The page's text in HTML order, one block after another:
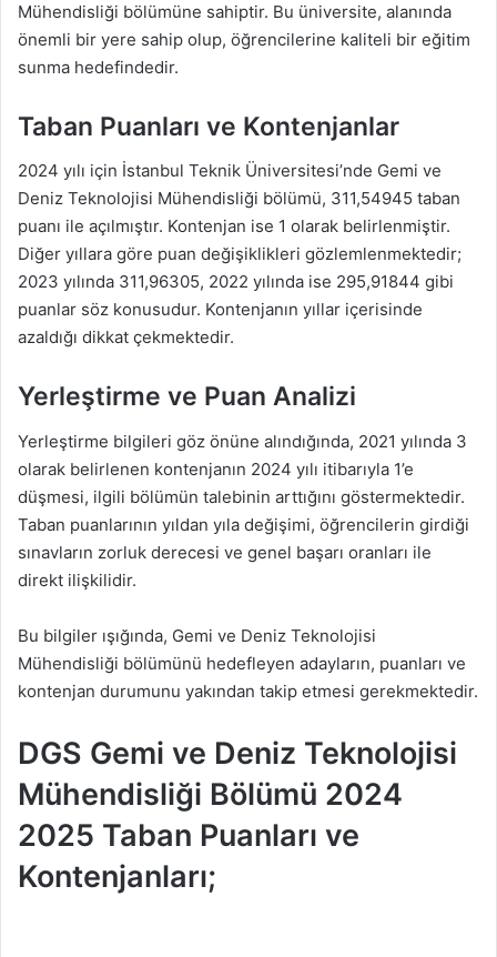
Mühendisliği bölümüne sahiptir. Bu üniversite, alanında
önemli bir yere sahip olup, öğrencilerine kaliteli bir eğitim
sunma hedefindedir.
Taban Puanları ve Kontenjanlar
2024 yılı için İstanbul Teknik Üniversitesi’nde Gemi ve
Deniz Teknolojisi Mühendisliği bölümü, 311,54945 taban
puanı ile açılmıştır. Kontenjan ise 1 olarak belirlenmiştir.
Diğer yıllara göre puan değişiklikleri gözlemlenmektedir;
2023 yılında 311,96305, 2022 yılında ise 295,91844 gibi
puanlar söz konusudur. Kontenjanın yıllar içerisinde
azaldığı dikkat çekmektedir.
Yerleştirme ve Puan Analizi
Yerleştirme bilgileri göz önüne alındığında, 2021 yılında 3
olarak belirlenen kontenjanın 2024 yılı itibarıyla 1’e
düşmesi, ilgili bölümün talebinin arttığını göstermektedir.
Taban puanlarının yıldan yıla değişimi, öğrencilerin girdiği
sınavların zorluk derecesi ve genel başarı oranları ile
direkt ilişkilidir.
Bu bilgiler ışığında, Gemi ve Deniz Teknolojisi
Mühendisliği bölümünü hedefleyen adayların, puanları ve
kontenjan durumunu yakından takip etmesi gerekmektedir.
DGS Gemi ve Deniz Teknolojisi
Mühendisliği Bölümü 2024
2025 Taban Puanları ve
Kontenjanları;